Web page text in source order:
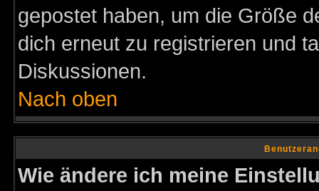
gepostet haben, um die Größe
dich erneut zu registrieren und
Diskussionen.
Nach oben
Wie ändere ich meine